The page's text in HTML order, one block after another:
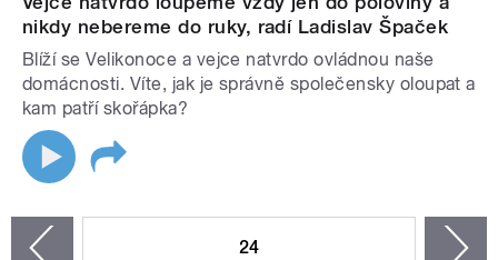
nikdy nebereme do ruky, radí Ladislav Špaček
Blíží se Velikonoce a vejce natvrdo ovládnou naše
domácnosti. Víte, jak je správně společensky oloupat a
kam patří skořápka?
24